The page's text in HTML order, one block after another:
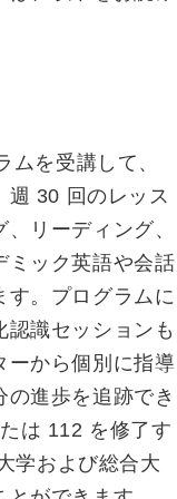
ムを受講して、
週 30 回のレッス
リーディング、
ミック英語や会話
す。プログラムに
識セッションも
ーから個別に指導
進歩を追跡でき
は 112 を修了す
学および総合大